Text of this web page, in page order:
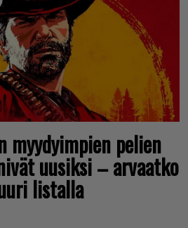
myydyimpien pelien
uusiksi – arvaatko
listalla